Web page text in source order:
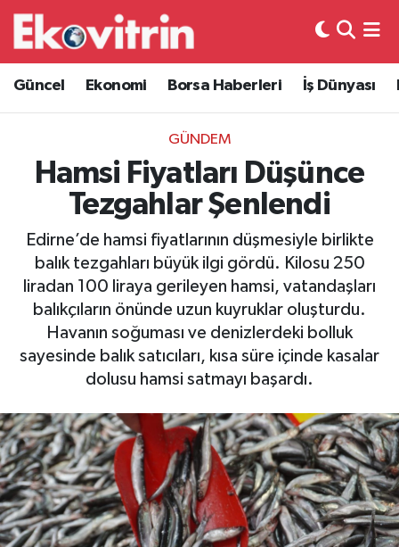
Güncel Ekonomi Borsa Haberleri İş Dünyası
GÜNDEM
Hamsi Fiyatları Düşünce
Tezgahlar Şenlendi
Edirne’de hamsi fiyatlarının düşmesiyle birlikte
balık tezgahları büyük ilgi gördü. Kilosu 250
liradan 100 liraya gerileyen hamsi, vatandaşları
balıkçıların önünde uzun kuyruklar oluşturdu.
Havanın soğuması ve denizlerdeki bolluk
sayesinde balık satıcıları, kısa süre içinde kasalar
dolusu hamsi satmayı başardı.
Güncel
Ekonomi
Borsa Haberleri
İş Dünyası
Lojistik
Otovitrin
Asayiş
Magazin
Gayrimenkul
Spor
Eğitim
Hava Durumu
Trafik Durumu
Süper Lig Puan Durumu ve Fikstür
Tüm Manşetler
Son Dakika Haberleri
Haber Arşivi